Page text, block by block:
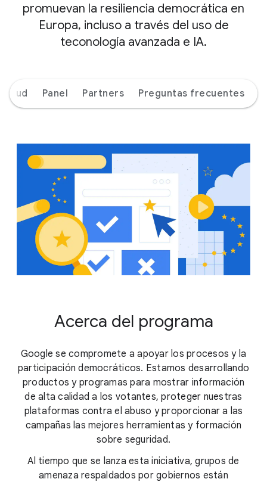
promuevan la resiliencia democrática en
Europa, incluso a través del uso de
teconología avanzada e IA.
Panel Partners Preguntas frecuentes
Acerca del programa
Google se compromete a apoyar los procesos y la
participación democráticos. Estamos desarrollando
productos y programas para mostrar información
de alta calidad a los votantes, proteger nuestras
plataformas contra el abuso y proporcionar a las
campañas las mejores herramientas y formación
sobre seguridad.
Al tiempo que se lanza esta iniciativa, grupos de
amenaza respaldados por gobiernos están